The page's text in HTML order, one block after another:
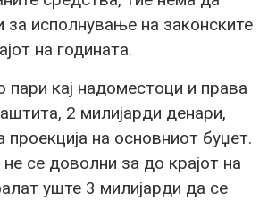
за исполнување на законските
на годината.
кај надоместоци и права
2 милијарди денари,
на основниот буџет.
се доволни за до крајот на
уште 3 милијарди да се